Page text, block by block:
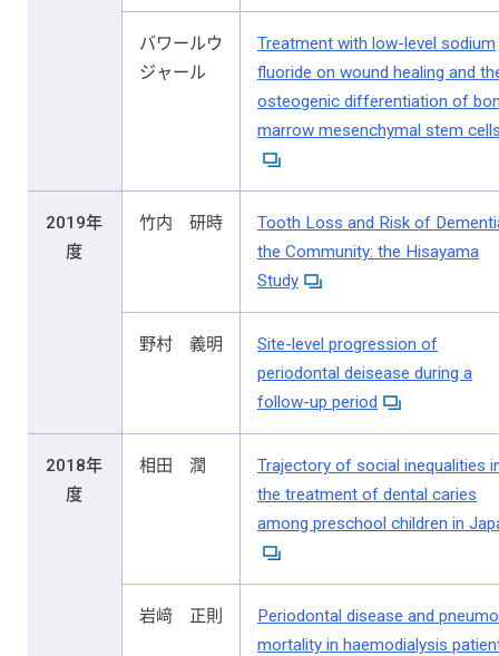
バワールウ
ジャール
Treatment with low-level sodium
fluoride on wound healing and
osteogenic differentiation of
marrow mesenchymal stem
2019年
度
竹内 研時
Tooth Loss and Risk of
the Community: the Hisayama
Study
野村 義明
Site-level progression of
periodontal deisease during a
follow-up period
2018年
度
相田 潤
Trajectory of social inequalities
the treatment of dental caries
among preschool children in
岩﨑 正則
Periodontal disease and
mortality in haemodialysis